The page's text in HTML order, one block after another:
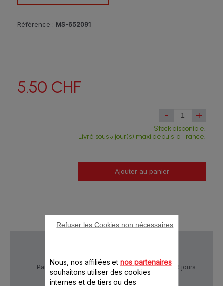
Référence : MS-652091
5.50 CHF
- +
Stock disponible.
Livré sous 5 jour(s) maxi depuis la France.
Ajouter au panier
Paiement Sécurisé Livraison sous 5 à 6 jours
Nous, nos affiliées et nos partenaires
souhaitons utiliser des cookies
internes et de tiers ou des
Refuser les Cookies non nécessaires